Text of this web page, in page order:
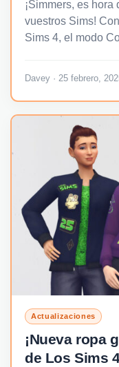
¡Simmers, es
vuestros Sims!
Sims 4, el modo
Davey · 25 febrero,
Actualizaciones
¡Nueva ropa
de Los Sims